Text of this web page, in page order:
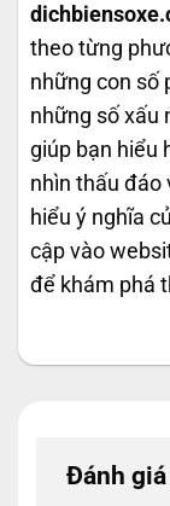
theo từng
những con số
những số xấu
giúp bạn hiểu
nhìn thấu đáo
hiểu ý nghĩa
cập vào
để khám phá
Đánh